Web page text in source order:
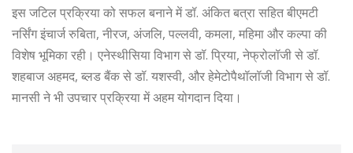
इस जटिल प्रक्रिया को सफल बनाने में डॉ. अंकित बत्रा सहित बीएमटी
नर्सिंग इंचार्ज रुबिता, नीरज, अंजलि, पल्लवी, कमला, महिमा और कल्पा की
विशेष भूमिका रही। एनेस्थीसिया विभाग से डॉ. प्रिया, नेफ्रोलॉजी से डॉ.
शहबाज अहमद, ब्लड बैंक से डॉ. यशस्वी, और हेमेटोपैथॉलॉजी विभाग से डॉ.
मानसी ने भी उपचार प्रक्रिया में अहम योगदान दिया।